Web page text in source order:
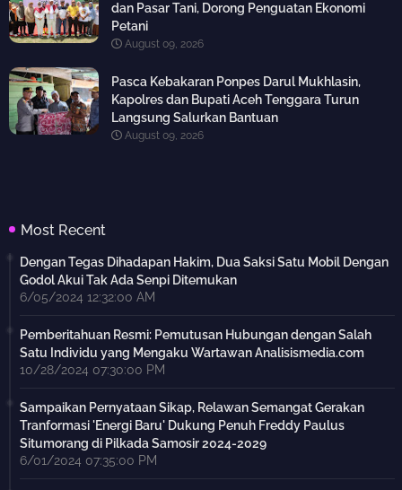
dan Pasar Tani, Dorong Penguatan Ekonomi
Petani
August 09, 2026
Pasca Kebakaran Ponpes Darul Mukhlasin,
Kapolres dan Bupati Aceh Tenggara Turun
Langsung Salurkan Bantuan
August 09, 2026
Most Recent
Dengan Tegas Dihadapan Hakim, Dua Saksi Satu Mobil Dengan
Godol Akui Tak Ada Senpi Ditemukan
6/05/2024 12:32:00 AM
Pemberitahuan Resmi: Pemutusan Hubungan dengan Salah
Satu Individu yang Mengaku Wartawan Analisismedia.com
10/28/2024 07:30:00 PM
Sampaikan Pernyataan Sikap, Relawan Semangat Gerakan
Tranformasi 'Energi Baru' Dukung Penuh Freddy Paulus
Situmorang di Pilkada Samosir 2024-2029
6/01/2024 07:35:00 PM